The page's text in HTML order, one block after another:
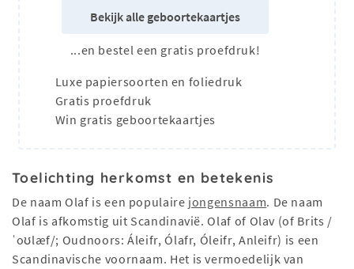
Bekijk alle geboortekaartjes
...en bestel een gratis proefdruk!
Luxe papiersoorten en foliedruk
Gratis proefdruk
Win gratis geboortekaartjes
Toelichting herkomst en betekenis
De naam Olaf is een populaire jongensnaam. De naam
Olaf is afkomstig uit Scandinavië. Olaf of Olav (of Brits /
ˈoʊlæf/; Oudnoors: Áleifr, Ólafr, Óleifr, Anleifr) is een
Scandinavische voornaam. Het is vermoedelijk van